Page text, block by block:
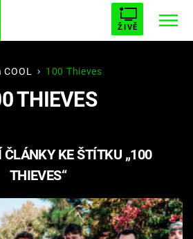
ŽIVĚ
BUFFY, PŘEMOŽITELKA UPÍRŮ
AVENGERS 5
100 Thieves
THIEVES
KE ŠTÍTKU „100
THIEVES“